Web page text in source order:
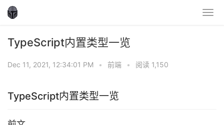
TypeScript内置类型一览
Dec 11, 2021, 12:34:01 PM • 前端 • 阅读 1,150
TypeScript内置类型一览